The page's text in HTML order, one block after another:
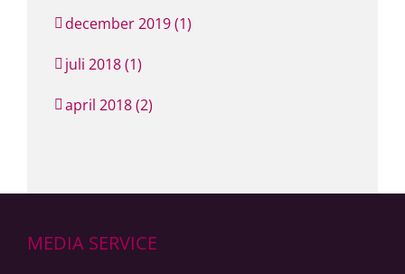
december 2019 (1)
juli 2018 (1)
april 2018 (2)
MEDIA SERVICE